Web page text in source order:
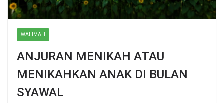
WALIMAH
ANJURAN MENIKAH ATAU
MENIKAHKAN ANAK DI BULAN
SYAWAL